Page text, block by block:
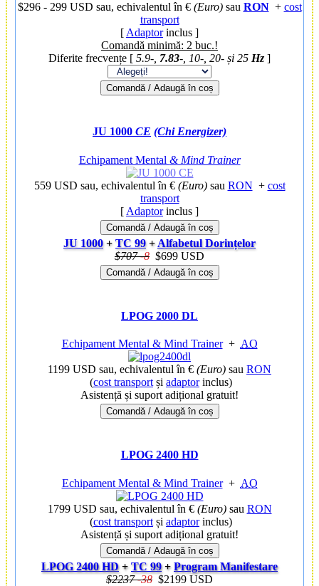
$296 - 299 USD sau, echivalentul în € (Euro)sau RON + cost
transport
[ Adaptorinclus ]
Comandă minimă: 2 buc.!
Diferite frecvențe [ 5.9-, 7.83-, 10-, 20- și 25 Hz ]
Comandă / Adaugă în coș
JU 1000 CE (Chi Energizer)
Echipament Mental & Mind Trainer
559 USD sau, echivalentul în € (Euro)sau RON + cost
transport
[ Adaptorinclus ]
Comandă / Adaugă în coș
JU 1000+ TC 99+ Alfabetul Dorințelor
$707-8 $699 USD
Comandă / Adaugă în coș
LPOG 2000 DL
Echipament Mental & Mind Trainer+ AO
1199 USD sau, echivalentul în € (Euro) sau RON
(cost transport și adaptorinclus)
Asistență și suport adițional gratuit!
Comandă / Adaugă în coș
LPOG 2400 HD
Echipament Mental & Mind Trainer+ AO
1799 USD sau, echivalentul în € (Euro)sau RON
(cost transport și adaptorinclus)
Asistență și suport adițional gratuit!
Comandă / Adaugă în coș
LPOG 2400 HD+ TC 99+ Program Manifestare
$2237-38 $2199 USD